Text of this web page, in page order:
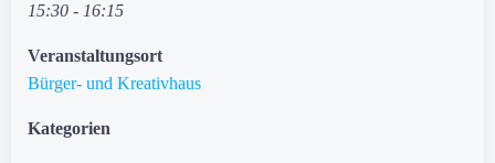
15:30 - 16:15
Veranstaltungsort
Bürger- und Kreativhaus
Kategorien